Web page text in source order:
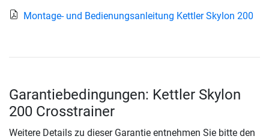
Montage- und Bedienungsanleitung Kettler Skylon 200
Garantiebedingungen: Kettler Skylon
200 Crosstrainer
Weitere Details zu dieser Garantie entnehmen Sie bitte den